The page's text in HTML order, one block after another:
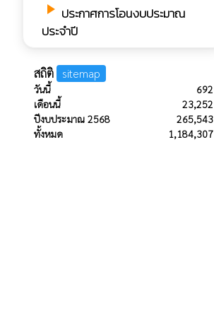
play_arrow ประกาศการโอนงบประมาณ
ประจำปี
สถิติ sitemap
วันนี้
692
เดือนนี้
23,252
ปีงบประมาณ 2568
265,543
ทั้งหมด
1,184,307